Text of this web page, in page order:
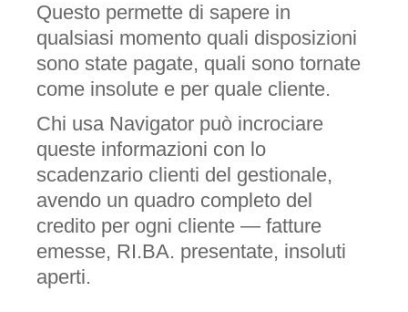
Questo permette di sapere in
qualsiasi momento quali disposizioni
sono state pagate, quali sono tornate
come insolute e per quale cliente.
Chi usa Navigator può incrociare
queste informazioni con lo
scadenzario clienti del gestionale,
avendo un quadro completo del
credito per ogni cliente — fatture
emesse, RI.BA. presentate, insoluti
aperti.